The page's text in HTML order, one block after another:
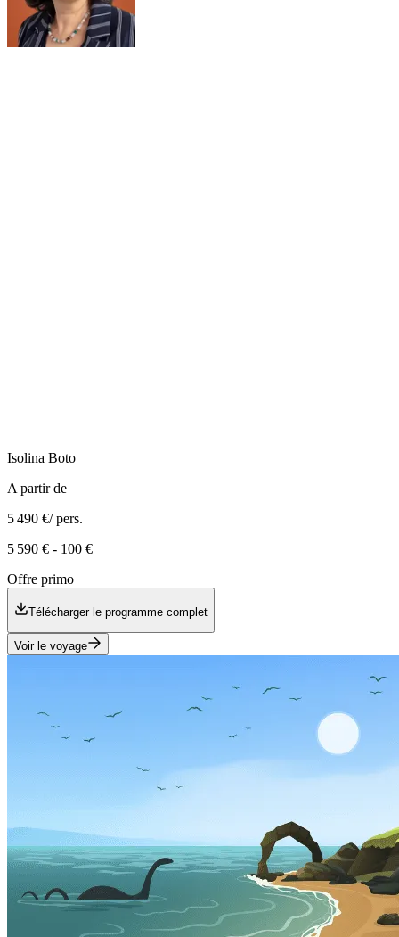
Isolina Boto
A partir de
5 490 €/ pers.
5 590 € - 100 €
Offre primo
Télécharger le programme complet
Voir le voyage